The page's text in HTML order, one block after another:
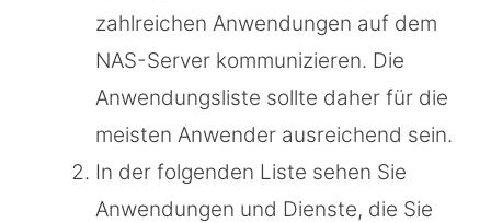
zahlreichen Anwendungen auf dem
NAS-Server kommunizieren. Die
Anwendungsliste sollte daher für die
meisten Anwender ausreichend sein.
In der folgenden Liste sehen Sie
Anwendungen und Dienste, die Sie